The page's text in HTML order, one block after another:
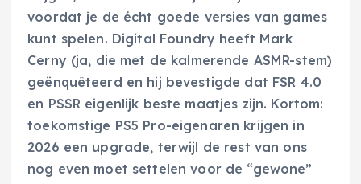
voordat je de écht goede versies van games
kunt spelen. Digital Foundry heeft Mark
Cerny (ja, die met de kalmerende ASMR-stem)
geënquêteerd en hij bevestigde dat FSR 4.0
en PSSR eigenlijk beste maatjes zijn. Kortom:
toekomstige PS5 Pro-eigenaren krijgen in
2026 een upgrade, terwijl de rest van ons
nog even moet settelen voor de “gewone”